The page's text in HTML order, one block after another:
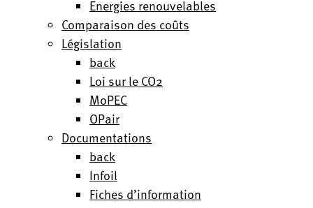
Energies renouvelables
Comparaison des coûts
Législation
back
Loi sur le CO2
MoPEC
OPair
Documentations
back
Infoil
Fiches d’information